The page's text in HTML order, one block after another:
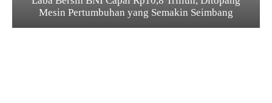
Mesin Pertumbuhan yang Semakin Seimbang